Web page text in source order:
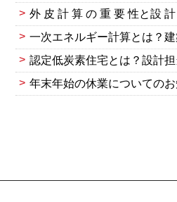
外 皮 計 算 の 重 要 性と設
一次エネルギー計算とは？
認定低炭素住宅とは？設計
年末年始の休業についての